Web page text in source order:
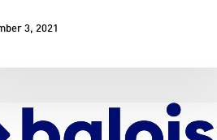
3, 2021